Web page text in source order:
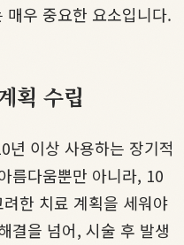
매우 중요한 요소입니다.
획 수립
년 이상 사용하는 장기적
름다움뿐만 아니라, 10
한 치료 계획을 세워야
결을 넘어, 시술 후 발생